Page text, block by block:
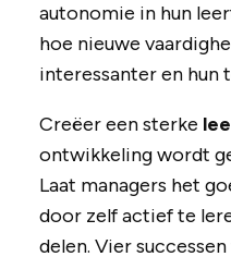
autonomie in hun
hoe nieuwe
interessanter en hun
Creëer een sterke
ontwikkeling wordt
Laat managers het
door zelf actief te
delen. Vier